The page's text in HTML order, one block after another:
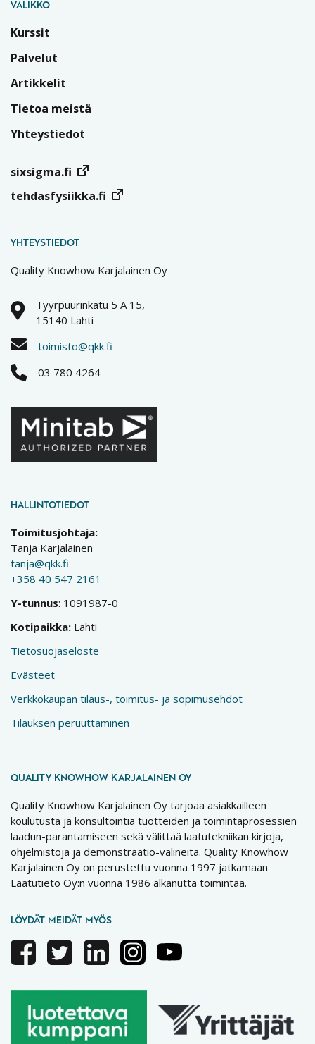
VALIKKO
Kurssit
Palvelut
Artikkelit
Tietoa meistä
Yhteystiedot
sixsigma.fi
tehdasfysiikka.fi
YHTEYSTIEDOT
Quality Knowhow Karjalainen Oy
Tyyrpuurinkatu 5 A 15,
15140 Lahti
toimisto@qkk.fi
03 780 4264
HALLINTOTIEDOT
Toimitusjohtaja:
Tanja Karjalainen
tanja@qkk.fi
+358 40 547 2161
Y-tunnus: 1091987-0
Kotipaikka: Lahti
Tietosuojaseloste
Evästeet
Verkkokaupan tilaus-, toimitus- ja sopimusehdot
Tilauksen peruuttaminen
QUALITY KNOWHOW KARJALAINEN OY
Quality Knowhow Karjalainen Oy tarjoaa asiakkailleen
koulutusta ja konsultointia tuotteiden ja toimintaprosessien
laadun-parantamiseen sekä välittää laatutekniikan kirjoja,
ohjelmistoja ja demonstraatio-välineitä. Quality Knowhow
Karjalainen Oy on perustettu vuonna 1997 jatkamaan
Laatutieto Oy:n vuonna 1986 alkanutta toimintaa.
LÖYDÄT MEIDÄT MYÖS
FacebookTwitterLinkedinInstagramYoutube